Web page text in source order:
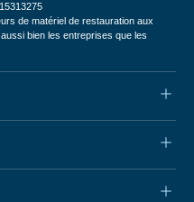
de matériel de restauration aux
bien les entreprises que les